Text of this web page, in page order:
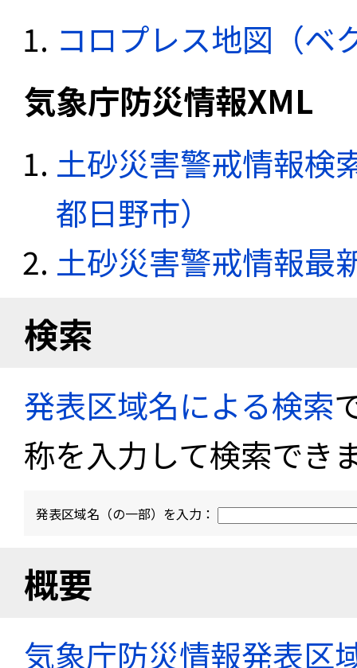
コロプレス地図（ベ
気象庁防災情報XML
土砂災害警戒情報検
都日野市）
土砂災害警戒情報最
検索
発表区域名による検索
称を入力して検索でき
発表区域名（の一部）を入力：
概要
気象庁防災情報発表区